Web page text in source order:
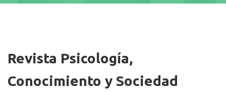
Revista Psicología,
Conocimiento y Sociedad